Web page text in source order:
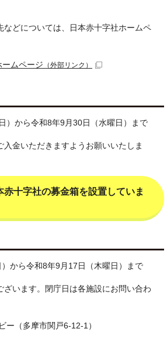
などについては、日本赤十字社ホームペ
ームページ （外部リンク）
）から令和8年9月30日（水曜日）まで
金いただきますようお願いいたしま
十字社の募金箱を設置していま
から令和8年9月17日（木曜日）まで
います。閉庁日は各施設にお問い合わ
ー（多摩市関戸6-12-1）